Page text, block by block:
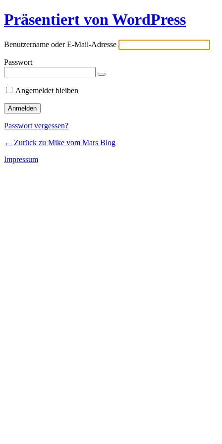
Präsentiert von WordPress
Benutzername oder E-Mail-Adresse
Passwort
Angemeldet bleiben
Passwort vergessen?
← Zurück zu Mike vom Mars Blog
Impressum